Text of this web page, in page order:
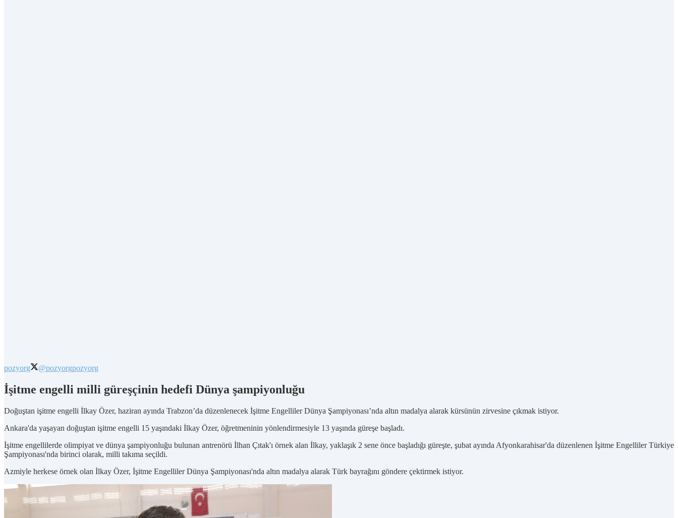
pozyorg @pozyorgpozyorg
İşitme engelli milli güreşçinin hedefi Dünya şampiyonluğu
Doğuştan işitme engelli İlkay Özer, haziran ayında Trabzon’da düzenlenecek İşitme Engelliler Dünya Şampiyonası’nda altın madalya alarak kürsünün zirvesine çıkmak istiyor.
Ankara'da yaşayan doğuştan işitme engelli 15 yaşındaki İlkay Özer, öğretmeninin yönlendirmesiyle 13 yaşında güreşe başladı.
İşitme engellilerde olimpiyat ve dünya şampiyonluğu bulunan antrenörü İlhan Çıtak'ı örnek alan İlkay, yaklaşık 2 sene önce başladığı güreşte, şubat ayında Afyonkarahisar'da düzenlenen İşitme Engelliler Türkiye
Şampiyonası'nda birinci olarak, milli takıma seçildi.
Azmiyle herkese örnek olan İlkay Özer, İşitme Engelliler Dünya Şampiyonası'nda altın madalya alarak Türk bayrağını göndere çektirmek istiyor.